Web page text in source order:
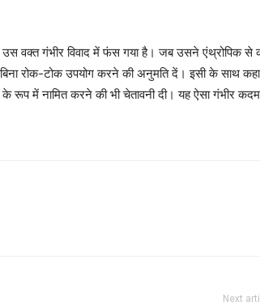
उस वक्त गंभीर विवाद में फंस गया है। जब उसने एंथ्रोपिक से
रोक-टोक उपयोग करने की अनुमति दें। इसी के साथ कहा
रूप में नामित करने की भी चेतावनी दी। यह ऐसा गंभीर
Next